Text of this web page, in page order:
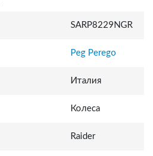
SARP8229NGR
Peg Perego
Италия
Колеса
Raider